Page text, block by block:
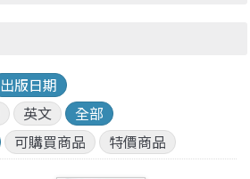
出版日期
英文
全部
可購買商品 特價商品